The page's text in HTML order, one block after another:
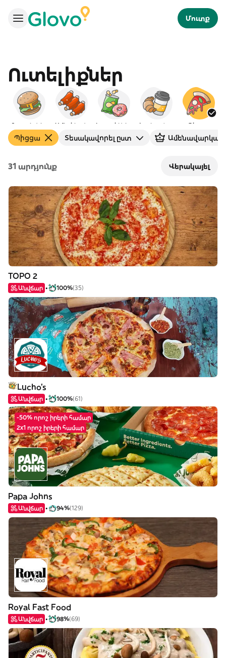
Մուտք
Ուտելիքներ
Բուրգերներ Ամերիկյան Խորտիկներ Նախաճաշ Պիցցա
Պիցցա Տեսակավորել ըստ
31 արդյունք Վերակայել
TOPO 2
Անվճար 100%(35)
Lucho's
Անվճար 100%(61)
-50% որոշ իրերի համար
2x1 որոշ իրերի համար
Papa Johns
Անվճար 94%(129)
Royal Fast Food
Անվճար 98%(69)